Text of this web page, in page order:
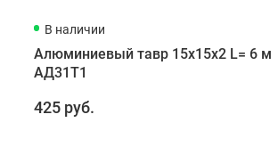
В наличии
Алюминиевый тавр 15х15х2 L= 6 м
АД31Т1
425 руб.